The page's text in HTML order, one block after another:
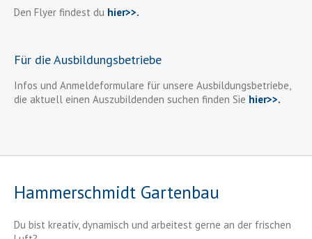
Den Flyer findest du hier>>.
Für die Ausbildungsbetriebe
Infos und Anmeldeformulare für unsere Ausbildungsbetriebe,
die aktuell einen Auszubildenden suchen finden Sie hier>>.
Hammerschmidt Gartenbau
Du bist kreativ, dynamisch und arbeitest gerne an der frischen